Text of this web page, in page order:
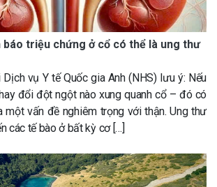
báo triệu chứng ở cổ có thể là ung thư
vụ Y tế Quốc gia Anh (NHS) lưu ý: Nếu
đổi đột ngột nào xung quanh cổ – đó có
một vấn đề nghiêm trọng với thận. Ung thư
các tế bào ở bất kỳ cơ […]